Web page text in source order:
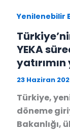
Yenilenebilir
YEKA
23 Haziran
Türkiye,
döneme
Bakanlığı,